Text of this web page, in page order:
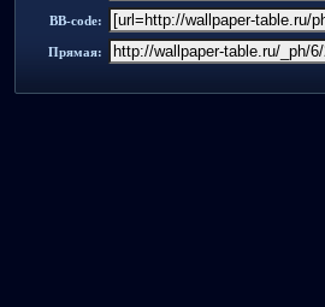
BB-code:
Прямая: